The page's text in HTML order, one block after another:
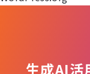
生成AI活